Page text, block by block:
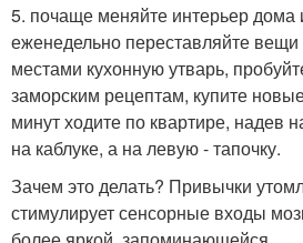
5. почаще меняйте интерьер дома
еженедельно переставляйте
местами кухонную утварь,
заморским рецептам, купите
минут ходите по квартире, надев
на каблуке, а на левую - тапочку.
Зачем это делать? Привычки
стимулирует сенсорные входы